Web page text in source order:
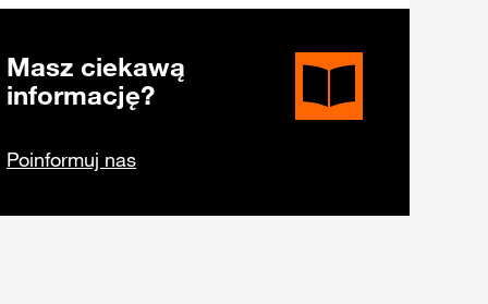
Masz ciekawą
informację?
Poinformuj nas